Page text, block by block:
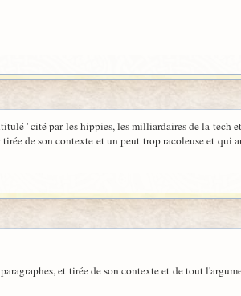
' cité par les hippies, les milliardaires de la tech
de son contexte et un peut trop racoleuse et
et tirée de son contexte et de tout